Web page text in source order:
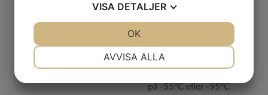
totalt.
Finns med 15-liters
och
temperaturalternativ
på -55°C eller -95°C
VISA DETALJER
AVVISA ALLA
OK